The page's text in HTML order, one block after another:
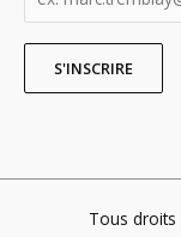
Tous